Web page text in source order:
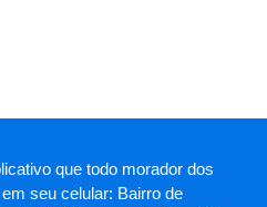
que todo morador dos
seu celular: Bairro de